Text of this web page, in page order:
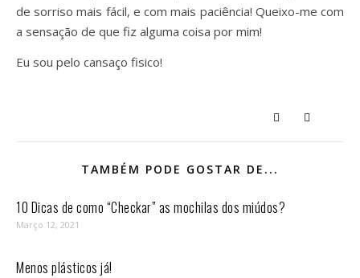
de sorriso mais fácil, e com mais paciência! Queixo-me com
a sensação de que fiz alguma coisa por mim!
Eu sou pelo cansaço fisico!
TAMBÉM PODE GOSTAR DE...
10 Dicas de como “Checkar” as mochilas dos miúdos?
Março 12, 2021
Menos plásticos já!